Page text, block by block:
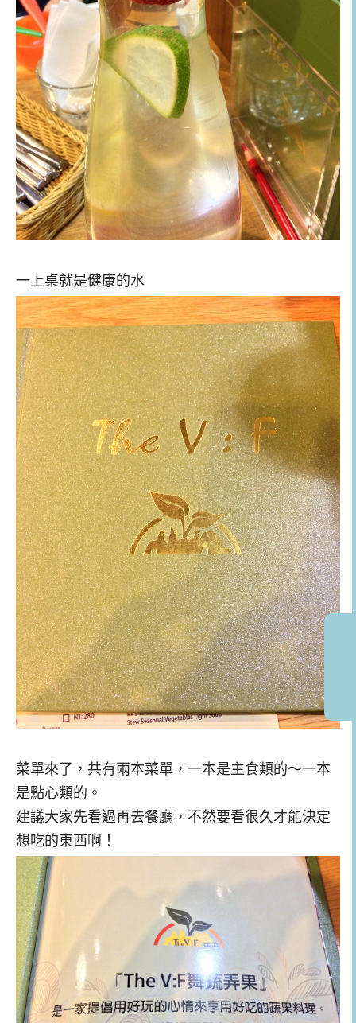
一上桌就是健康的水
菜單來了，共有兩本菜單，一本是主食類的～一本
是點心類的。
建議大家先看過再去餐廳，不然要看很久才能決定
想吃的東西啊！